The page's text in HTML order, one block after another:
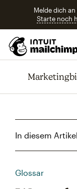
Melde dich
Starte noch
In diesem Artikel
Glossar